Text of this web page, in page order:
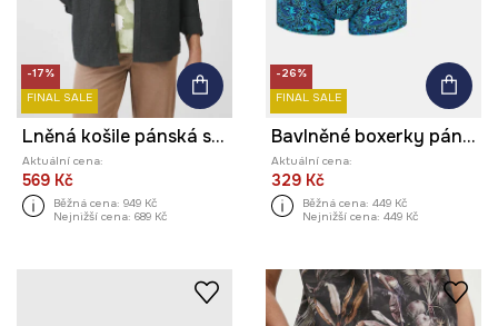
-17%
FINAL SALE
Lněná košile pánská s límcem button-down zelená barva
Aktuální cena:
569 Kč
Běžná cena: 949 Kč
Nejnižší cena: 689 Kč
-26%
FINAL SALE
Bavlněné boxerky pánské s elastanem a vzorem (2-pack) více barev
Aktuální cena:
329 Kč
Běžná cena: 449 Kč
Nejnižší cena: 449 Kč